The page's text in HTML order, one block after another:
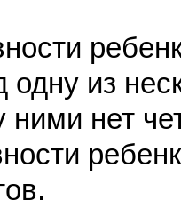
одну из
нет